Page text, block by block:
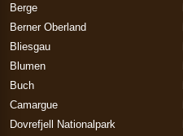
Berge
Berner Oberland
Bliesgau
Blumen
Buch
Camargue
Dovrefjell Nationalpark